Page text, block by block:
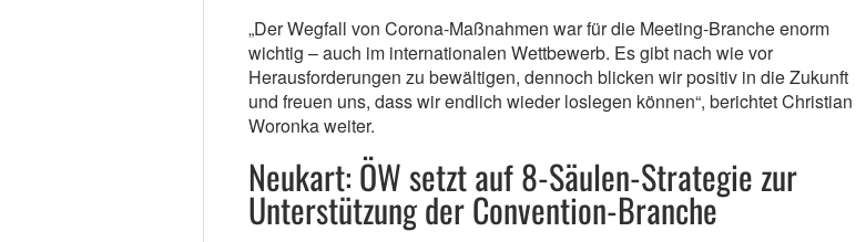
„Der Wegfall von Corona-Maßnahmen war für die Meeting-Branche enorm
wichtig – auch im internationalen Wettbewerb. Es gibt nach wie vor
Herausforderungen zu bewältigen, dennoch blicken wir positiv in die Zukunft
und freuen uns, dass wir endlich wieder loslegen können“, berichtet Christian
Woronka weiter.
Neukart: ÖW setzt auf 8-Säulen-Strategie zur
Unterstützung der Convention-Branche